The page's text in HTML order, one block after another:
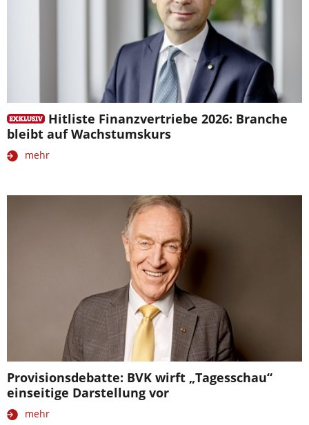
Hitliste Finanzvertriebe 2026: Branche
bleibt auf Wachstumskurs
mehr
Provisionsdebatte: BVK wirft „Tagesschau“
einseitige Darstellung vor
mehr